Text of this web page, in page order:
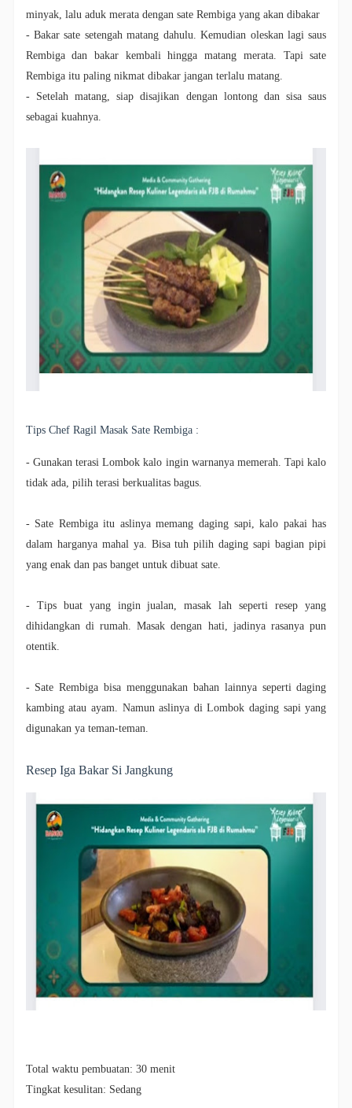
minyak, lalu aduk merata dengan sate Rembiga yang akan dibakar
- Bakar sate setengah matang dahulu. Kemudian oleskan lagi saus
Rembiga dan bakar kembali hingga matang merata. Tapi sate
Rembiga itu paling nikmat dibakar jangan terlalu matang.
- Setelah matang, siap disajikan dengan lontong dan sisa saus
sebagai kuahnya.
Tips Chef Ragil Masak Sate Rembiga :
- Gunakan terasi Lombok kalo ingin warnanya memerah. Tapi kalo
tidak ada, pilih terasi berkualitas bagus.
- Sate Rembiga itu aslinya memang daging sapi, kalo pakai has
dalam harganya mahal ya. Bisa tuh pilih daging sapi bagian pipi
yang enak dan pas banget untuk dibuat sate.
- Tips buat yang ingin jualan, masak lah seperti resep yang
dihidangkan di rumah. Masak dengan hati, jadinya rasanya pun
otentik.
- Sate Rembiga bisa menggunakan bahan lainnya seperti daging
kambing atau ayam. Namun aslinya di Lombok daging sapi yang
digunakan ya teman-teman.
Resep Iga Bakar Si Jangkung
Total waktu pembuatan: 30 menit
Tingkat kesulitan: Sedang